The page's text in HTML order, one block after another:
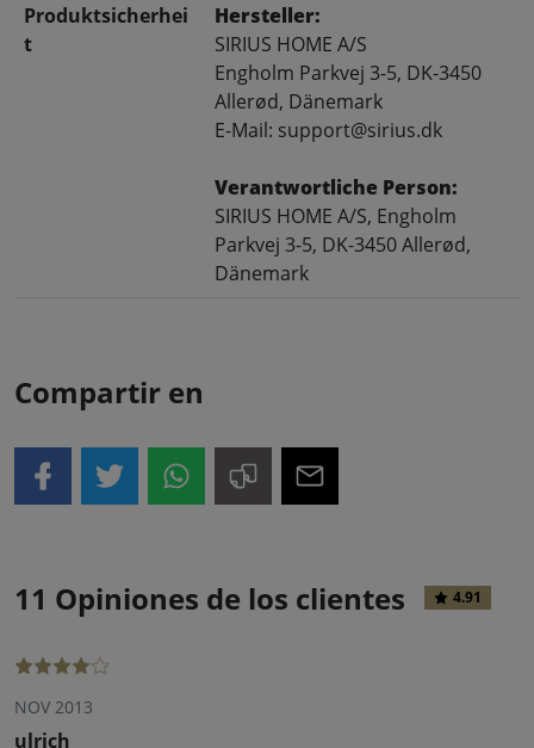
Produktsicherhei
t
Hersteller:
SIRIUS HOME A/S
Engholm Parkvej 3-5, DK-3450
Allerød, Dänemark
E-Mail: support@sirius.dk
Verantwortliche Person:
SIRIUS HOME A/S, Engholm
Parkvej 3-5, DK-3450 Allerød,
Dänemark
Compartir en
11 Opiniones de los clientes 4.91
NOV 2013
ulrich